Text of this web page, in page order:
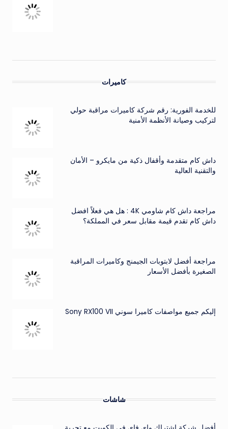
كاميرات
للخدمة الفورية: رقم شركة كاميرات مراقبة حولي
لتركيب وصيانة الأنظمة الأمنية
داش كام متقدمة وأقفال ذكية من مايكرو – الأمان
والتقنية العالية
مراجعة داش كام شاومي 4K : هل هي فعلاً افضل
داش كام تقدم قيمة مقابل سعر في المملكة؟
مراجعة أفضل لابتوبات الجيمنج وكاميرات المراقبة
الصغيرة بأفضل الأسعار
إليكم جميع مواصفات كاميرا سوني Sony RX100 VII
شاشات